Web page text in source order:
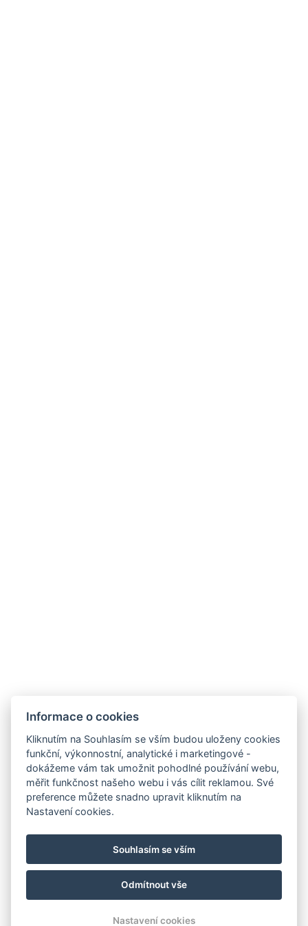
Hotel ALDO
+420 778 20 20 22
recepce@hotelaldo.cz
Stromořadí 481
Uničov, 78391
Informace o cookies
Kliknutím na Souhlasím se vším budou uloženy cookies
funkční, výkonnostní, analytické i marketingové -
dokážeme vám tak umožnit pohodlné používání webu,
měřit funkčnost našeho webu i vás cílit reklamou. Své
preference můžete snadno upravit kliknutím na
Nastavení cookies.
Souhlasím se vším
Odmítnout vše
Nastavení cookies